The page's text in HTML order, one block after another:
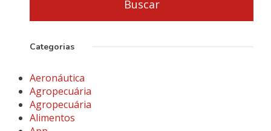
Categorias
Aeronáutica
Agropecuária
Agropecuária
Alimentos